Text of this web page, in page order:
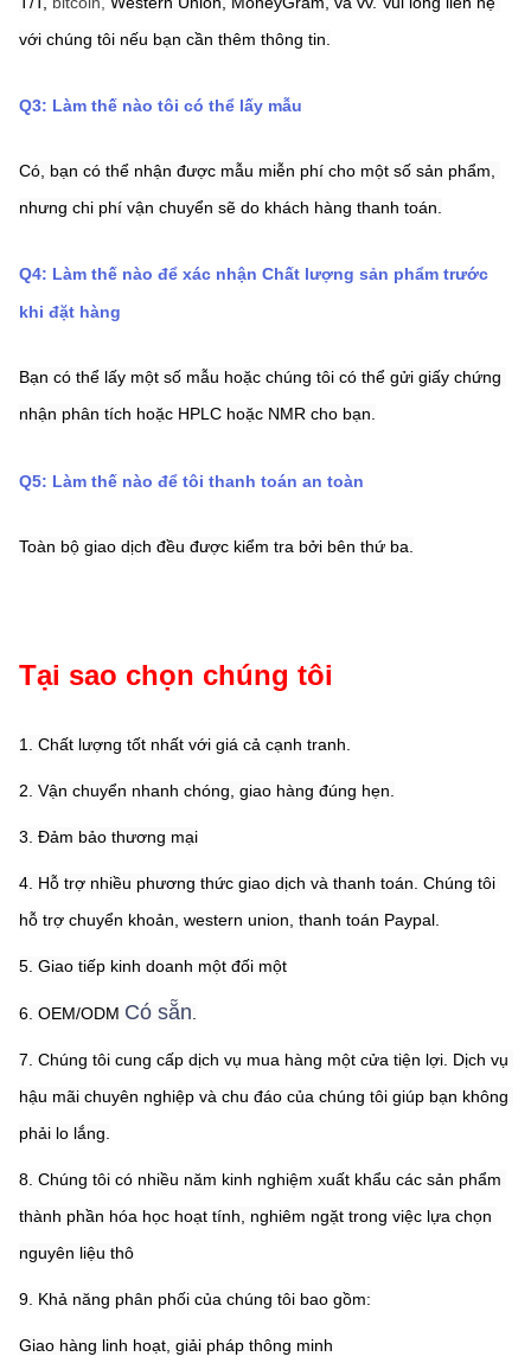
với chúng tôi nếu bạn cần thêm thông tin.
Q3: Làm thế nào tôi có thể lấy mẫu
Có, bạn có thể nhận được mẫu miễn phí cho một số sản phẩm,
nhưng chi phí vận chuyển sẽ do khách hàng thanh toán.
Q4: Làm thế nào để xác nhận Chất lượng sản phẩm trước
khi đặt hàng
Bạn có thể lấy một số mẫu hoặc chúng tôi có thể gửi giấy chứng
nhận phân tích hoặc HPLC hoặc NMR cho bạn.
Q5: Làm thế nào để tôi thanh toán an toàn
Toàn bộ giao dịch đều được kiểm tra bởi bên thứ ba.
Tại sao chọn chúng tôi
1. Chất lượng tốt nhất với giá cả cạnh tranh.
2. Vận chuyển nhanh chóng, giao hàng đúng hẹn.
3. Đảm bảo thương mại
4. Hỗ trợ nhiều phương thức giao dịch và thanh toán. Chúng tôi
hỗ trợ chuyển khoản, western union, thanh toán Paypal.
5. Giao tiếp kinh doanh một đối một
6. OEM/ODM Có sẵn
7. Chúng tôi cung cấp dịch vụ mua hàng một cửa tiện lợi. Dịch vụ
hậu mãi chuyên nghiệp và chu đáo của chúng tôi giúp bạn không
phải lo lắng.
8. Chúng tôi có nhiều năm kinh nghiệm xuất khẩu các sản phẩm
thành phần hóa học hoạt tính, nghiêm ngặt trong việc lựa chọn
nguyên liệu thô
9. Khả năng phân phối của chúng tôi bao gồm:
Giao hàng linh hoạt, giải pháp thông minh